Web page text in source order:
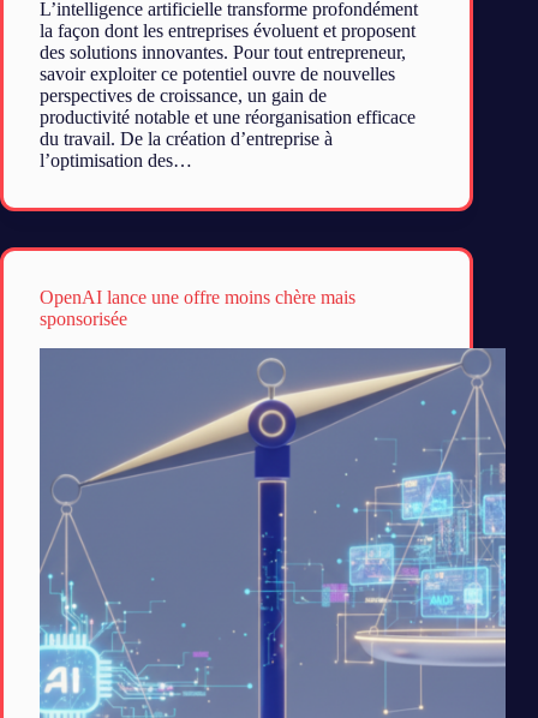
L’intelligence artificielle transforme profondément
la façon dont les entreprises évoluent et proposent
des solutions innovantes. Pour tout entrepreneur,
savoir exploiter ce potentiel ouvre de nouvelles
perspectives de croissance, un gain de
productivité notable et une réorganisation efficace
du travail. De la création d’entreprise à
l’optimisation des…
OpenAI lance une offre moins chère mais
sponsorisée